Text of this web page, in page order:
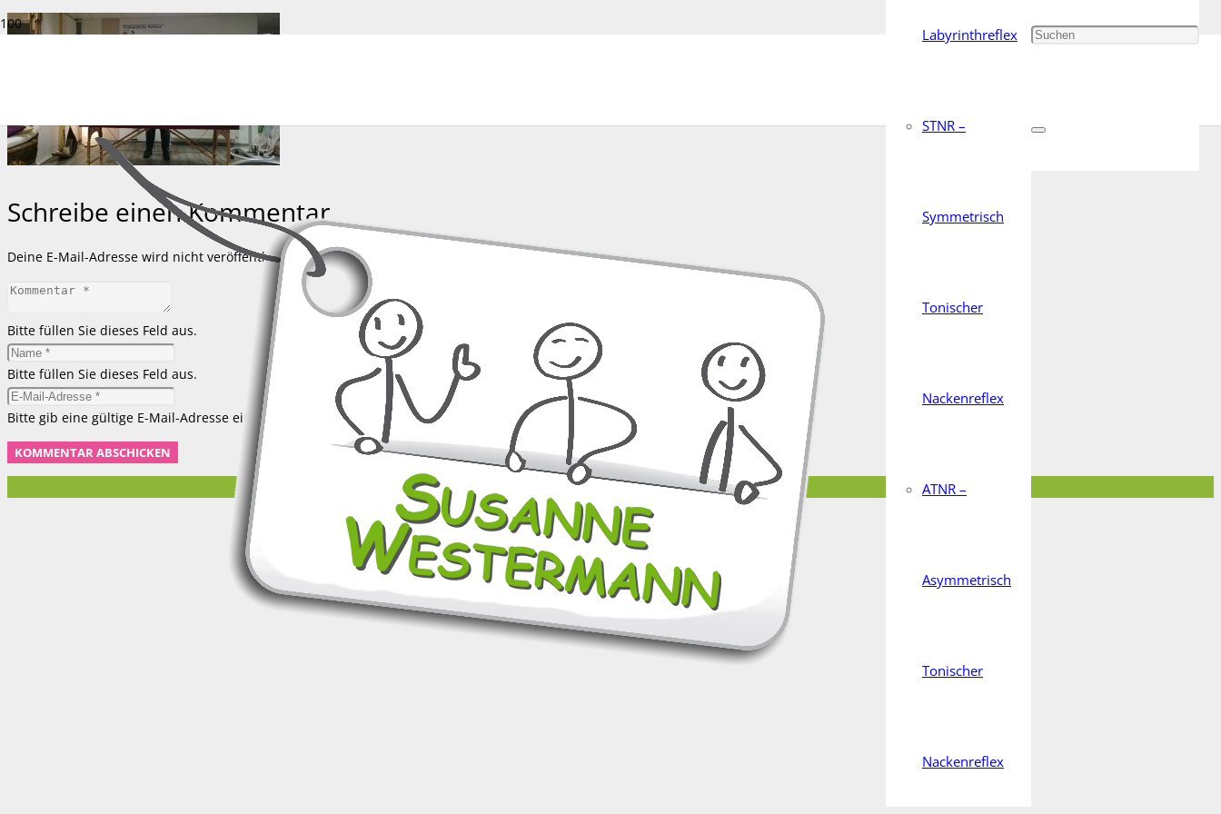
Labyrinthreflex
STNR –
Symmetrisch
Tonischer
Nackenreflex
ATNR –
Asymmetrisch
Tonischer
Nackenreflex
Schreibe einen Kommentar
Deine E-Mail-Adresse wird nicht veröffentlicht. Erforderliche Felder sind mit markiert
Bitte füllen Sie dieses Feld aus.
Bitte füllen Sie dieses Feld aus.
Bitte gib eine gültige E-Mail-Adresse ein.
KOMMENTAR ABSCHICKEN
© 2017 Susanne Westermann – Impressum undDatenschutz